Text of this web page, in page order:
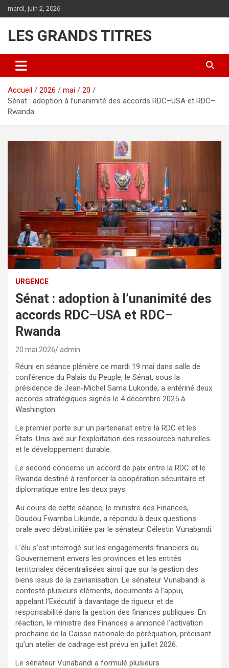
au
mardi, juin 2, 2026
LES GRANDS TITRES
Accueil 2026 mai
20
Sénat : adoption à l’unanimité des accords RDC–USA et RDC–
Rwanda
URGENCE
Sénat : adoption à l’unanimité des
accords RDC–USA et RDC–
Rwanda
20 mai 2026 admin
Réuni en séance plénière ce mardi 19 mai dans salle de
conférence du Palais du Peuple, le Sénat, sous la
présidence de Jean-Michel Sama Lukonde, a entériné deux
accords stratégiques signés le 4 décembre 2025 à
Washington.
Le premier porte sur un partenariat entre la RDC et les
États-Unis axé sur l’exploitation des ressources naturelles
et le développement durable.
Le second concerne un accord de paix entre la RDC et le
Rwanda destiné à renforcer la coopération sécuritaire et
diplomatique entre les deux pays.
Au cours de cette séance, le ministre des Finances,
Doudou Fwamba Likunde, a répondu à deux questions
orale avec débat initiée par le sénateur Célestin Vunabandi.
L’élu s’est interrogé sur les engagements financiers du
Gouvernement envers les provinces et les entités
territoriales décentralisées ainsi que sur la gestion des
biens issus de la zaïrianisation. Le sénateur Vunabandi a
contesté plusieurs éléments, documents à l’appui,
appelant l’Exécutif à davantage de rigueur et de
responsabilité dans la gestion des finances publiques. En
réaction, le ministre des Finances a annoncé l’activation
prochaine de la Caisse nationale de péréquation, précisant
qu’un atelier de cadrage est prévu en juillet 2026.
Le sénateur Vunabandi a formulé plusieurs